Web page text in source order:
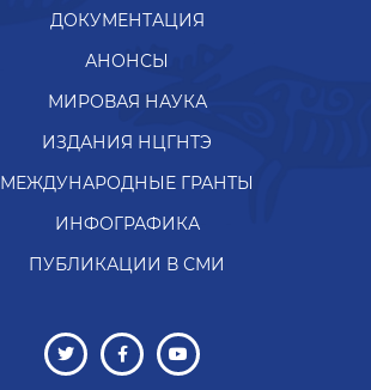
ДОКУМЕНТАЦИЯ
АНОНСЫ
МИРОВАЯ НАУКА
ИЗДАНИЯ НЦГНТЭ
МЕЖДУНАРОДНЫЕ ГРАНТЫ
ИНФОГРАФИКА
ПУБЛИКАЦИИ В СМИ